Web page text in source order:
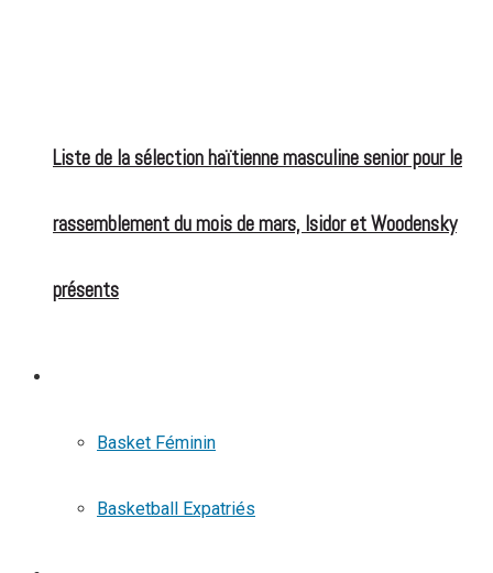
Liste de la sélection haïtienne masculine senior pour le
rassemblement du mois de mars, Isidor et Woodensky
présents
Basket Féminin
Basketball Expatriés